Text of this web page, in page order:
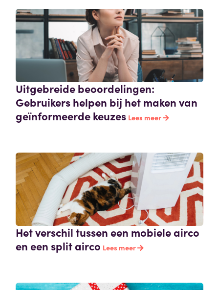
Uitgebreide beoordelingen:
Gebruikers helpen bij het maken van
geïnformeerde keuzes Lees meer
Het verschil tussen een mobiele airco
en een split airco Lees meer